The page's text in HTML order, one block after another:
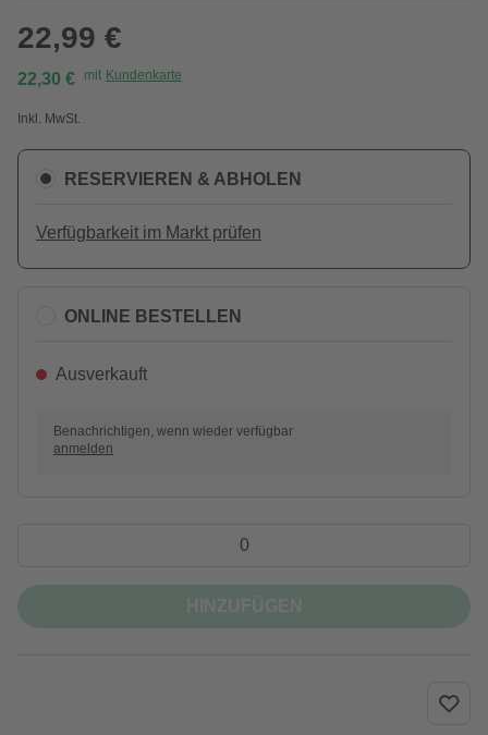
22,99 €
22,30 € mit Kundenkarte
Inkl. MwSt.
RESERVIEREN & ABHOLEN
Verfügbarkeit im Markt prüfen
ONLINE BESTELLEN
Ausverkauft
Benachrichtigen, wenn wieder verfügbar
anmelden